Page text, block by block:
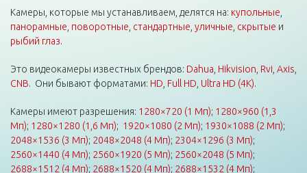
Камеры, которые мы устанавливаем, делятся на: купольные
панорамные поворотные стандартные уличные скрытые и
рыбий глаз.
Это видеокамеры известных брендов: Dahua Hikvision Rvi Axis
CNB. Они бывают форматами: HD Full HD Ultra HD (4K).
Камеры имеют разрешения: 1280×720 (1 Мп); 1280×960 (1,3
Мп); 1280×1280 (1,6 Мп); 1920×1080 (2 Мп); 1930×1088 (2 Мп);
2048×1536 (3 Мп); 2048×2048 (4 Мп); 2304×1296 (3 Мп);
2560×1440 (4 Мп); 2560×1920 (5 Мп); 2560×2048 (5 Мп);
2688×1512 (4 Мп); 2688×1520 (4 Мп); 2688×1532 (4 Мп);